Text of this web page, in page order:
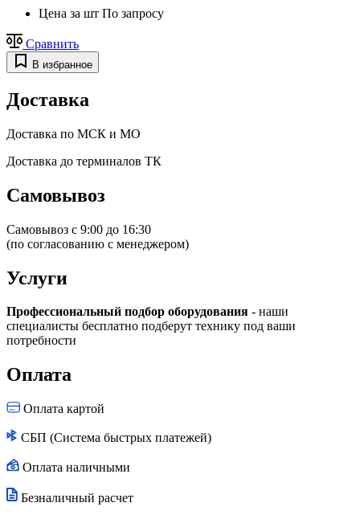
Цена за шт По запросу
Сравнить
В избранное
Доставка
Доставка по МСК и МО
Доставка до терминалов ТК
Самовывоз
Самовывоз с 9:00 до 16:30
(по согласованию с менеджером)
Услуги
Профессиональный подбор оборудования - наши
специалисты бесплатно подберут технику под ваши
потребности
Оплата
Оплата картой
СБП (Система быстрых платежей)
Оплата наличными
Безналичный расчет